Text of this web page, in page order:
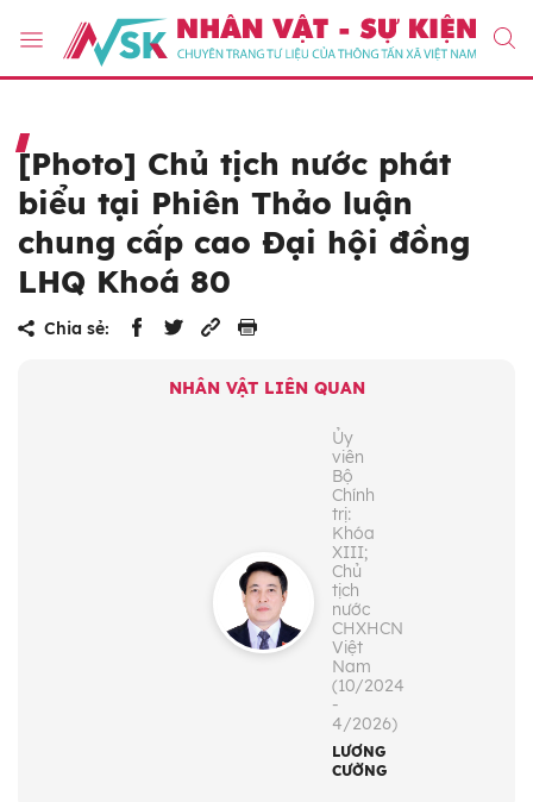
[Photo] Chủ tịch nước phát
biểu tại Phiên Thảo luận
chung cấp cao Đại hội đồng
LHQ Khoá 80
Chia sẻ:
NHÂN VẬT LIÊN QUAN
Ủy
viên
Bộ
Chính
trị:
Khóa
XIII;
Chủ
tịch
nước
CHXHCN
Việt
Nam
(10/2024
-
4/2026)
LƯƠNG
CƯỜNG